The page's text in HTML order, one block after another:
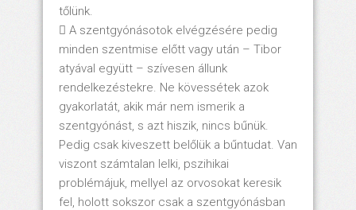
tőlünk.
 A szentgyónásotok elvégzésére pedig
minden szentmise előtt vagy után – Tibor
atyával együtt – szívesen állunk
rendelkezéstekre. Ne kövessétek azok
gyakorlatát, akik már nem ismerik a
szentgyónást, s azt hiszik, nincs bűnük.
Pedig csak kiveszett belőlük a bűntudat. Van
viszont számtalan lelki, pszihikai
problémájuk, mellyel az orvosokat keresik
fel, holott sokszor csak a szentgyónásban